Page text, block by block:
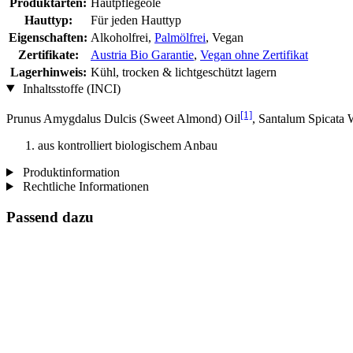
Hauttyp:
Für jeden Hauttyp
Eigenschaften: Alkoholfrei, Palmölfrei, Vegan
Zertifikate:
Austria Bio Garantie, Vegan ohne Zertifikat
Lagerhinweis: Kühl, trocken & lichtgeschützt lagern
Inhaltsstoffe (INCI)
Prunus Amygdalus Dulcis (Sweet Almond) Oil[1], Santalum Spicata
aus kontrolliert biologischem Anbau
Produktinformation
Rechtliche Informationen
Passend dazu